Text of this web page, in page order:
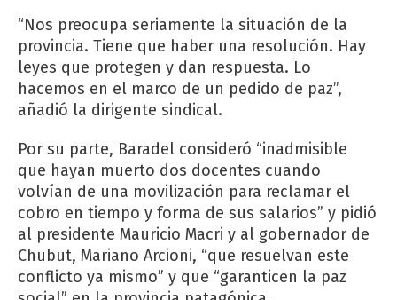
“Nos preocupa seriamente la situación de la
provincia. Tiene que haber una resolución. Hay
leyes que protegen y dan respuesta. Lo
hacemos en el marco de un pedido de paz”,
añadió la dirigente sindical.
Por su parte, Baradel consideró “inadmisible
que hayan muerto dos docentes cuando
volvían de una movilización para reclamar el
cobro en tiempo y forma de sus salarios” y pidió
al presidente Mauricio Macri y al gobernador de
Chubut, Mariano Arcioni, “que resuelvan este
conflicto ya mismo” y que “garanticen la paz